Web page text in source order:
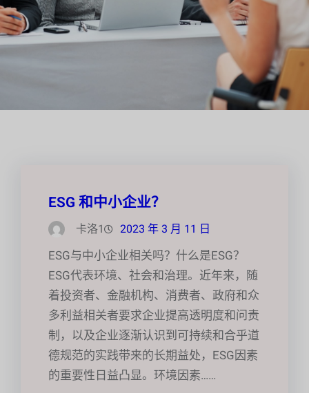
ESG 和中小企业？
卡洛1 2023 年 3 月 11 日
ESG与中小企业相关吗？什么是ESG？
ESG代表环境、社会和治理。近年来，随
着投资者、金融机构、消费者、政府和众
多利益相关者要求企业提高透明度和问责
制，以及企业逐渐认识到可持续和合乎道
德规范的实践带来的长期益处，ESG因素
的重要性日益凸显。环境因素……